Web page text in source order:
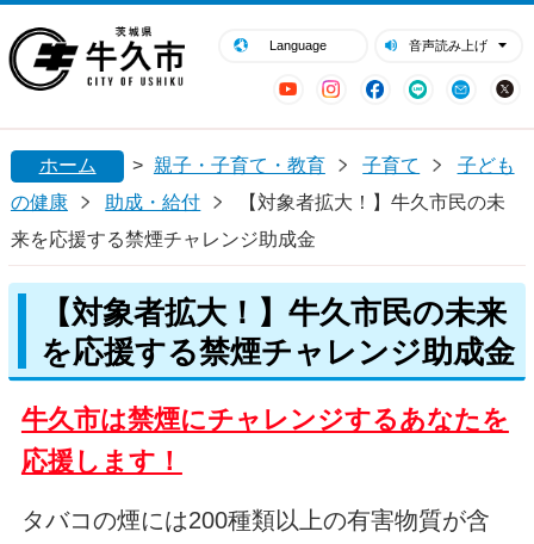
Language 音声読み上げ
YouTubeInstagram
Facebook
LINE Mail
閉じる
ホーム > 親子・子育て・教育 子育て
子ども
の健康
助成・給付
【対象者拡大！】牛久市民の未
来を応援する禁煙チャレンジ助成金
【対象者拡大！】牛久市民の未来
を応援する禁煙チャレンジ助成金
牛久市は禁煙にチャレンジするあなたを
応援します！
タバコの煙には200種類以上の有害物質が含